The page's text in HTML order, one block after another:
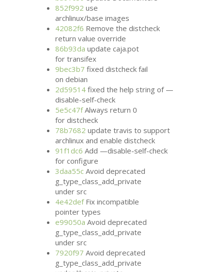
852f992 use
archlinux/base images
42082f6 Remove the distcheck
return value override
86b93da update caja.pot
for transifex
9bec3b7 fixed distcheck fail
on debian
2d59514 fixed the help string of —
disable-self-check
5e5c47fAlways return 0
for distcheck
78b7682 update travis to support
archlinux and enable distcheck
91f1dc6 Add —disable-self-check
for configure
3daa55c Avoid deprecated
g_type_class_add_private
under src
4e42defFix incompatible
pointer types
e99050a Avoid deprecated
g_type_class_add_private
under src
7920f97 Avoid deprecated
g_type_class_add_private